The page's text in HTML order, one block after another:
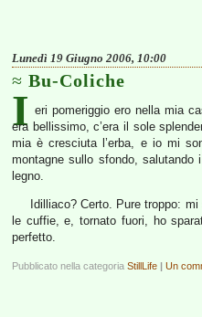
Lunedì 19 Giugno 2006, 10:00
Bu-Coliche
I eri pomeriggio ero nella mia
era bellissimo, c’era il sole
mia è cresciuta l’erba, e io mi
montagne sullo sfondo,
legno.
Idilliaco? Certo. Pure troppo:
le cuffie, e, tornato fuori, ho
perfetto.
Pubblicato nella categoria StillLife | Un